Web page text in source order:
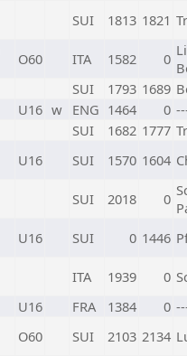
SUI 1813 1821
O60 ITA 1582 0
SUI 1793 1689
U16 w ENG 1464 0
SUI 1682 1777
U16 SUI 1570 1604
SUI 2018 0
U16 SUI 0 1446
ITA 1939 0
U16 FRA 1384 0
O60 SUI 2103 2134